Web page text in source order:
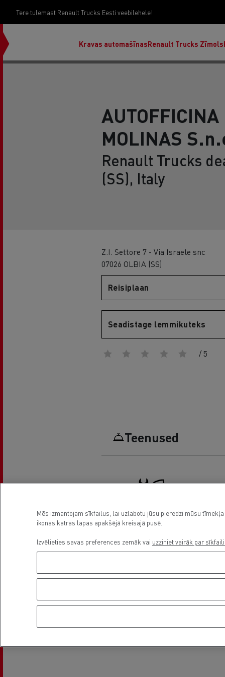
Tere tulemast Renault Trucks Eesti veebilehele!
Kravas automašīnas
Renault Trucks D
Renault Trucks Zīmols
MOLINAS
Renault Trucks
(SS), Italy
Z.I. Settore 7 - Via Israele snc
07026 OLBIA (SS)
Reisiplaan
Seadistage lemmikuteks
/ 5
Teenused
Mēs izmantojam sīkfailus, lai uzlabotu jūsu pieredzi mūsu
ikonas katras lapas apakšējā kreisajā pusē.
Izvēlieties savas preferences zemāk vai uzziniet vairāk par